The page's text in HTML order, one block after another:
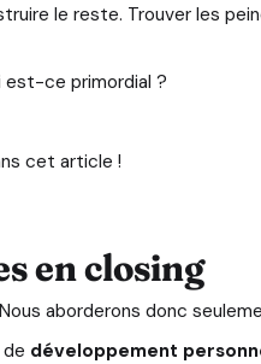
le reste. Trouver les
est-ce primordial ?
cet article !
en closing
aborderons donc
développement